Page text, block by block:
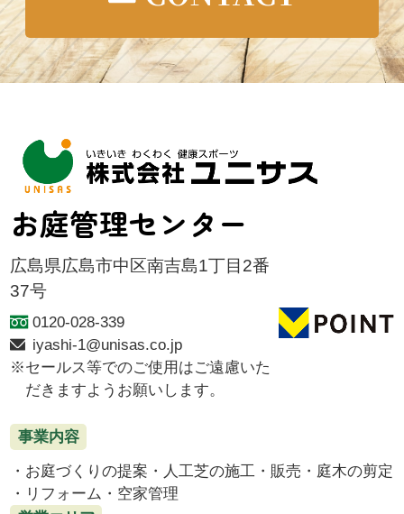
お庭管理センター
広島県広島市中区南吉島1丁目2番
37号
0120-028-339
iyashi-1@unisas.co.jp
セールス等でのご使用はご遠慮いた
だきますようお願いします。
事業内容
お庭づくりの提案 人工芝の施工・販売
庭木の剪定
リフォーム
空家管理